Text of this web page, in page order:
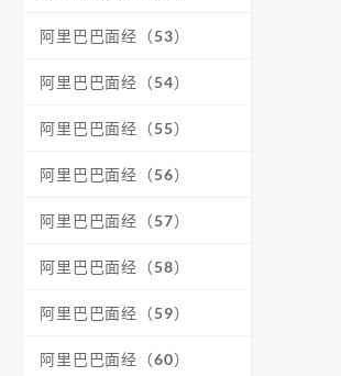
阿里巴巴面经（53）
阿里巴巴面经（54）
阿里巴巴面经（55）
阿里巴巴面经（56）
阿里巴巴面经（57）
阿里巴巴面经（58）
阿里巴巴面经（59）
阿里巴巴面经（60）